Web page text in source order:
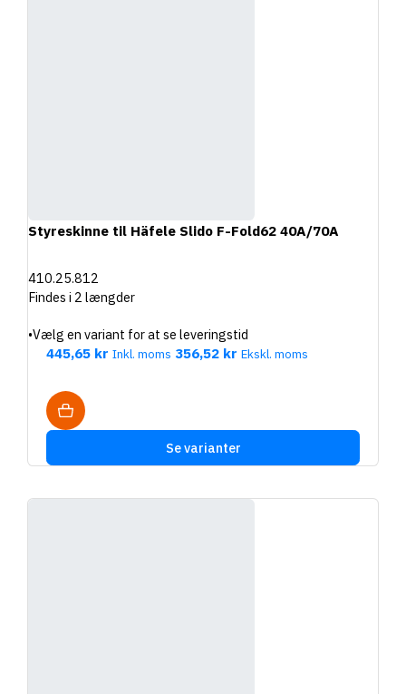
Styreskinne til Häfele Slido F-Fold62 40A/70A
410.25.812
Findes i 2 længder
•Vælg en variant for at se leveringstid
445,65 kr Inkl. moms 356,52 kr Ekskl. moms
Se varianter